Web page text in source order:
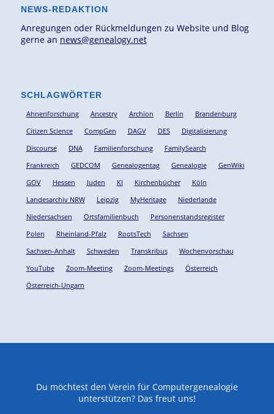
NEWS-REDAKTION
Anregungen oder Rückmeldungen zu Website und Blog
gerne an news@genealogy.net
SCHLAGWÖRTER
Ahnenforschung Ancestry Archion Berlin
Brandenburg
Citizen Science
CompGen DAGV DES
Digitalisierung
Discourse
DNA Familienforschung
FamilySearch
Frankreich
GEDCOM Genealogentag Genealogie
GenWiki
GOV
Hessen Juden KI Kirchenbücher
Köln
Landesarchiv NRW
Leipzig MyHeritage
Niederlande
Niedersachsen
Ortsfamilienbuch
Personenstandsregister
Polen
Rheinland-Pfalz RootsTech
Sachsen
Sachsen-Anhalt
Schweden Transkribus
Wochenvorschau
YouTube
Zoom-Meeting Zoom-Meetings
Österreich
Österreich-Ungarn
Du möchtest den Verein für Computergenealogie
unterstützen? Das freut uns!